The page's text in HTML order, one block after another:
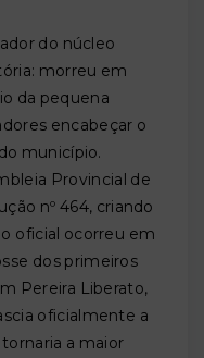
do núcleo
morreu em
da pequena
encabeçar o
município.
Provincial de
nº 464, criando
oficial ocorreu em
dos primeiros
Pereira Liberato,
oficialmente a
a maior